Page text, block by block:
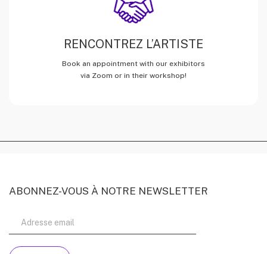
RENCONTREZ L’ARTISTE
Book an appointment with our exhibitors
via Zoom or in their workshop!
ABONNEZ-VOUS À NOTRE NEWSLETTER